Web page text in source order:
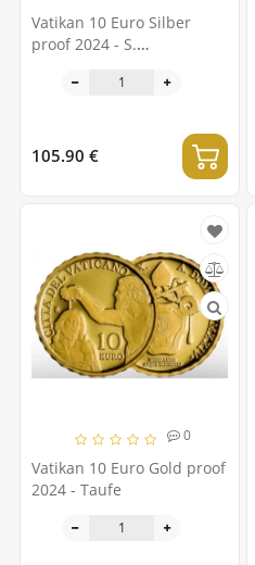
Vatikan 10 Euro Silber
proof 2024 - S.
105.90 €
0
Vatikan 10 Euro Gold proof
2024 - Taufe